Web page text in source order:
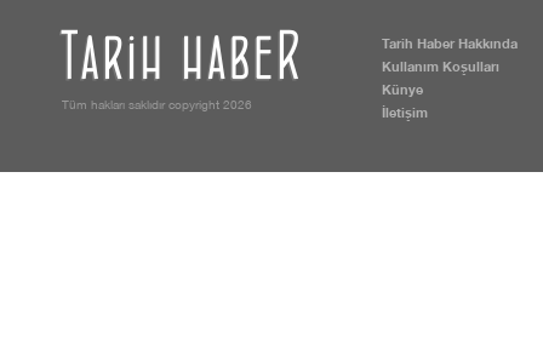
Tarih Haber Hakkında
Kullanım Koşulları
Künye
İletişim
Tüm hakları saklıdır copyright 2026